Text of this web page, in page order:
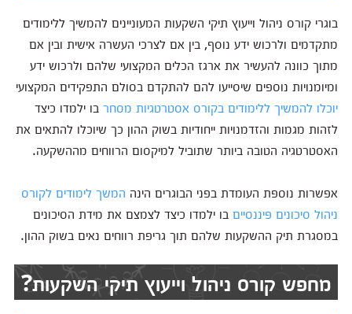
בוגרי קורס ניהול וייעוץ תיקי השקעות המעוניינים להמשיך ללימודים
מתקדמים ולרכוש ידע נוסף, בין אם לצרכי העשרה אישית ובין אם
מתוך כוונה להעשיר את ארגז הכלים המקצועי שלהם ולרכוש ידע
ומיומנויות נוספים שיסייעו להם להתקדם בסולם התפקידים המקצועי
יוכלו להמשיך ללימודים בקורס אסטרטגיות מסחרבו ילמדו כיצד
לזהות מגמות והזדמנויות ייחודיות בשוק ההון כך שיוכלו להתאים את
האסטרטגיה הטובה ביותר שתוביל למיקסום הרווחים מההשקעה.
אפשרות נוספת העומדת בפני הבוגרים הינה המשך לימודים לקורס
ניהול סיכונים פיננסייםבו ילמדו כיצד לצמצם את מידת הסיכונים
במסגרת תיק ההשקעות שלהם תוך גריפת רווחים נאים בשוק ההון.
מחפש קורס ניהול וייעוץ תיקי השקעות?